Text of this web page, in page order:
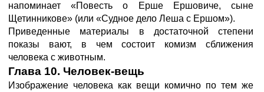
напоминает «Повесть о Ерше Ершовиче, сыне
Щетинникове» (или «Судное дело Леша с Ершом»).
Приведенные материалы в достаточной степени
показы вают, в чем состоит комизм сближения
человека с животным.
Глава 10. Человек-вещь
Изображение человека как вещи комично по тем же